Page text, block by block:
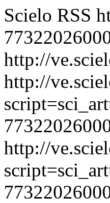
Scielo RSS
http://
http://
http://